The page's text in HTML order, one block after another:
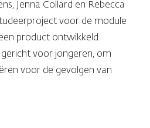
Jenna Collard en Rebecca
voor de module
product ontwikkeld.
voor jongeren, om
voor de gevolgen van